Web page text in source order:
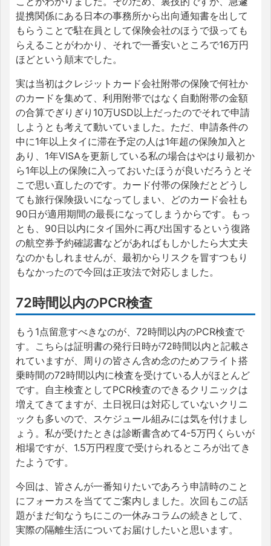
提携関係にある日本の事務所から出向通知書を出して
もらうことで駐在員として保険会社のほうで扱っても
らえることがわかり、それで一番安いところで16万円
ほどという顛末でした。
実は当初はクレジットカード会社附帯の保険で何社か
のカードを集めて、利用附帯ではなく自動附帯の金額
の合算でぎりぎり10万USD以上だったのでそれで申請
しようとも考えて動いていました。ただ、申請条件の
中に1年以上タイに滞在予定の人は1年超の保険加入と
あり、1年VISAを更新している私の場合はやはり最初か
ら1年以上の保険に入っておいたほうが良いだろうとそ
こで思い直したのです。カード付帯の保険だとどうし
ても旅行保険扱いになってしまい、どのカード会社も
90日が適用期間の最長になってしまうからです。もっ
とも、90日以内にタイ国外に再び出国するという復路
の航空券予約確認書などがあればもしかしたら大丈夫
なのかもしれませんが、最初からリスクを冒すつもり
もなかったので今回は正攻法で対応しました。
72時間以内のPCR検査
もう1点留意すべきなのが、72時間以内のPCR検査で
す。こちらは証明書の発行日時が72時間以内と記載さ
れていますが、周りの皆さん含め念のためフライト搭
乗時間の72時間以内に検査を受けている人がほとんど
です。自主検査としてPCR検査のできるクリニックは
増えてきてますが、土日祝日は対応していないクリニ
ックも多いので、スケジュール組みには気を付けまし
ょう。私が受けたときは診断書含めて4-5万円くらいが
相場ですが、1.5万円程度で受けられるところが出てき
たようです。
今回は、皆さんが一番知りたいであろう申請時のこと
にフォーカスを当ててご案内しました。次回もこの話
題がまだ旬なうちにこの一休みコラムの続きとして、
実際の隔離生活についてお届けしたいと思います。